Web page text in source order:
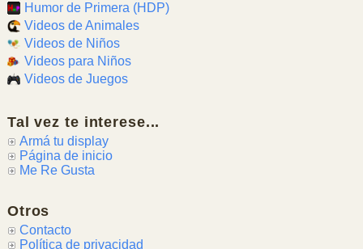
Humor de Primera (HDP)
Videos de Animales
Videos de Niños
Videos para Niños
Videos de Juegos
Tal vez te interese...
Armá tu display
Página de inicio
Me Re Gusta
Otros
Contacto
Política de privacidad